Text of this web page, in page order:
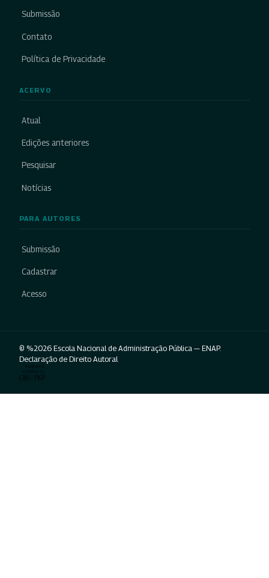
Submissão
Contato
Política de Privacidade
ACERVO
Atual
Edições anteriores
Pesquisar
Notícias
PARA AUTORES
Submissão
Cadastrar
Acesso
© %2026 Escola Nacional de Administração Pública — ENAP.
Declaração de Direito Autoral